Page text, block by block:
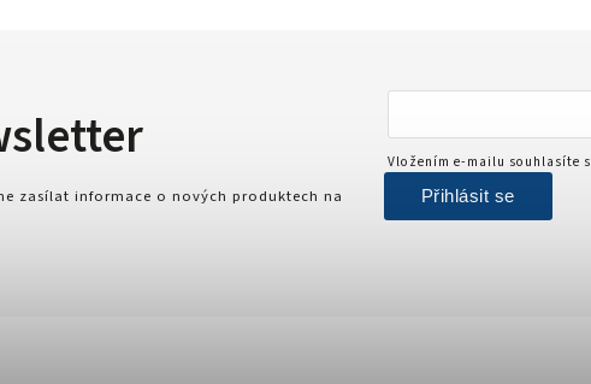
zasílat informace o nových produktech na
Vložením e-mailu souhlasíte s
Přihlásit se